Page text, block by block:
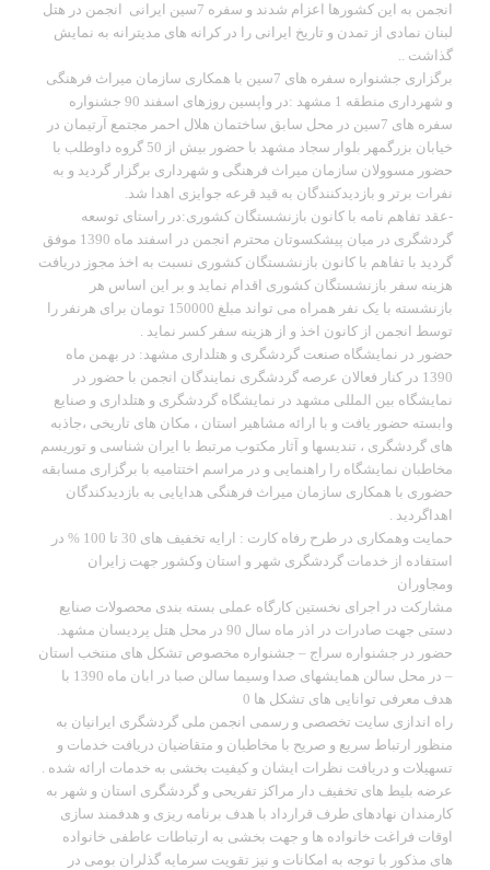
انجمن به این کشورها اعزام شدند و سفره 7سین ایرانی انجمن در هتل
لبنان نمادی از تمدن و تاریخ ایرانی را در کرانه های مدیترانه به نمایش
گذاشت ..
برگزاری جشنواره سفره های 7سین با همکاری سازمان میراث فرهنگی
و شهرداری منطقه 1 مشهد :در واپسین روزهای اسفند 90 جشنواره
سفره های 7سین در محل سابق ساختمان هلال احمر مجتمع آرتیمان در
خیابان بزرگمهر بلوار سجاد مشهد با حضور بیش از 50 گروه داوطلب با
حضور مسوولان سازمان میراث فرهنگی و شهرداری برگزار گردید و به
نفرات برتر و بازدیدکنندگان به قید قرعه جوایزی اهدا شد.
-عقد تفاهم نامه با کانون بازنشستگان کشوری:در راستای توسعه
گردشگری در میان پیشکسوتان محترم انجمن در اسفند ماه 1390 موفق
گردید با تفاهم با کانون بازنشستگان کشوری نسبت به اخذ مجوز دریافت
هزینه سفر بازنشستگان کشوری اقدام نماید و بر این اساس هر
بازنشسته با یک نفر همراه می تواند مبلغ 150000 تومان برای هرنفر را
توسط انجمن از کانون اخذ و از هزینه سفر کسر نماید .
حضور در نمایشگاه صنعت گردشگری و هتلداری مشهد: در بهمن ماه
1390 در کنار فعالان عرصه گردشگری نمایندگان انجمن با حضور در
نمایشگاه بین المللی مشهد در نمایشگاه گردشگری و هتلداری و صنایع
وابسته حضور یافت و با ارائه مشاهیر استان ، مکان های تاریخی ،جاذبه
های گردشگری ، تندیسها و آثار مکتوب مرتبط با ایران شناسی و توریسم
مخاطبان نمایشگاه را راهنمایی و در مراسم اختتامیه با برگزاری مسابقه
حضوری با همکاری سازمان میراث فرهنگی هدایایی به بازدیدکندگان
اهداگردید .
حمایت وهمکاری در طرح رفاه کارت : ارایه تخفیف های 30 تا 100 % در
استفاده از خدمات گردشگری شهر و استان وکشور جهت زایران
ومجاوران
مشارکت در اجرای نخستین کارگاه عملی بسته بندی محصولات صنایع
دستی جهت صادرات در اذر ماه سال 90 در محل هتل پردیسان مشهد.
حضور در جشنواره سراج – جشنواره مخصوص تشکل های منتخب استان
– در محل سالن همایشهای صدا وسیما سالن صبا در ابان ماه 1390 با
هدف معرفی توانایی های تشکل ها 0
راه اندازی سایت تخصصی و رسمی انجمن ملی گردشگری ایرانیان به
منظور ارتباط سریع و صریح با مخاطبان و متقاضیان دریافت خدمات و
تسهیلات و دریافت نظرات ایشان و کیفیت بخشی به خدمات ارائه شده .
عرضه بلیط های تخفیف دار مراکز تفریحی و گردشگری استان و شهر به
کارمندان نهادهای طرف قرارداد با هدف برنامه ریزی و هدفمند سازی
اوقات فراغت خانواده ها و جهت بخشی به ارتباطات عاطفی خانواده
های مذکور با توجه به امکانات و نیز تقویت سرمایه گذلران بومی در